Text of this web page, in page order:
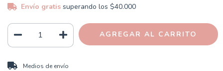
Envío gratis superando los $40.000
Entregas para el CP:
Medios de envío